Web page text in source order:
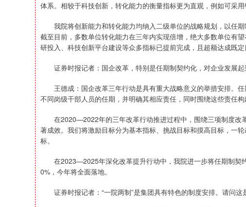
体系。相较于科技创新，转化能力的衡量指标更为直观，例如可采
我院将创新能力和转化能力均纳入二级单位的战略规划，以任期
截至目前，多数单位转化能力在三年内实现倍增，绝大多数单位有
研投入、科技创新平台建设等众多指标已提前完成，且超额达成既定
证券时报记者：国企改革，特别是任期制契约化，对企业发展起
王德成：国企改革三年行动是具有重大战略意义的举措安排。任
不同岗级干部人员的任期，并明确其相应责任，同时围绕这些责任构
在2020—2022年的三年改革行动推进过程中，围绕三项制度改
著成效。我们将激励目标分为基本指标、挑战目标和摸高目标，一
标。
在2023—2025年深化改革提升行动中，我院进一步将任期制契
0%，今年将全面落地。
证券时报记者：“一院两制”是集团具有特色的制度安排。请问这